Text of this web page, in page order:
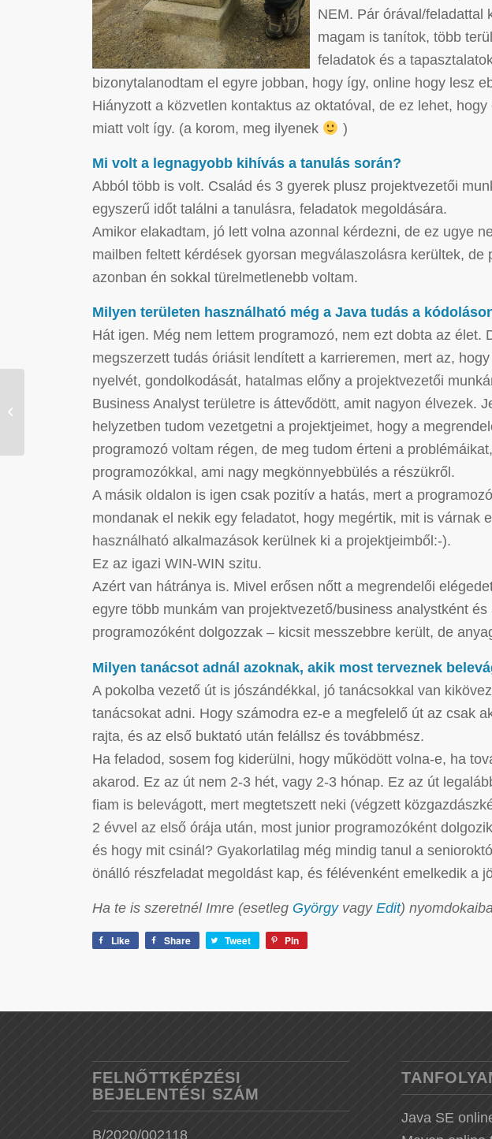
NEM. Pár órával/feladattal
magam is tanítok, több
feladatok és a
bizonytalanodtam el egyre jobban, hogy így, online hogy lesz
Hiányzott a közvetlen kontaktus az oktatóval, de ez lehet,
miatt volt így. (a korom, meg ilyenek
)
Mi volt a legnagyobb kihívás a tanulás során?
Abból több is volt. Család és 3 gyerek plusz projektvezetői
egyszerű időt találni a tanulásra, feladatok megoldására.
Amikor elakadtam, jó lett volna azonnal kérdezni, de ez ugye
mailben feltett kérdések gyorsan megválaszolásra kerültek, de
azonban én sokkal türelmetlenebb voltam.
Milyen területen használható még a Java tudás a
Hát igen. Még nem lettem programozó, nem ezt dobta az élet.
megszerzett tudás óriásit lendített a karrieremen, mert az,
nyelvét, gondolkodását, hatalmas előny a projektvezetői
Business Analyst területre is áttevődött, amit nagyon élvezek.
helyzetben tudom vezetgetni a projektjeimet, hogy a
programozó voltam régen, de meg tudom érteni a
programozókkal, ami nagy megkönnyebbülés a részükről.
A másik oldalon is igen csak pozitív a hatás, mert a
mondanak el nekik egy feladatot, hogy megértik, mit is várnak
használható alkalmazások kerülnek ki a projektjeimből:-).
Ez az igazi WIN-WIN szitu.
Azért van hátránya is. Mivel erősen nőtt a megrendelői
egyre több munkám van projektvezető/business analystként
programozóként dolgozzak – kicsit messzebbre került, de
Milyen tanácsot adnál azoknak, akik most terveznek
A pokolba vezető út is jószándékkal, jó tanácsokkal van
tanácsokat adni. Hogy számodra ez-e a megfelelő út az csak
rajta, és az első buktató után felállsz és továbbmész.
Ha feladod, sosem fog kiderülni, hogy működött volna-e, ha
akarod. Ez az út nem 2-3 hét, vagy 2-3 hónap. Ez az út
fiam is belevágott, mert megtetszett neki (végzett
2 évvel az első órája után, most junior programozóként
és hogy mit csinál? Gyakorlatilag még mindig tanul a
önálló részfeladat megoldást kap, és félévenként emelkedik a
Ha te is szeretnél Imre (esetleg GyörgyvagyEdit)
Like Share Tweet Pin
FELNŐTTKÉPZÉSI
BEJELENTÉSI SZÁM
B/2020/002118
Java SE
Szobafestőből egy app
fejlesztője – interjú